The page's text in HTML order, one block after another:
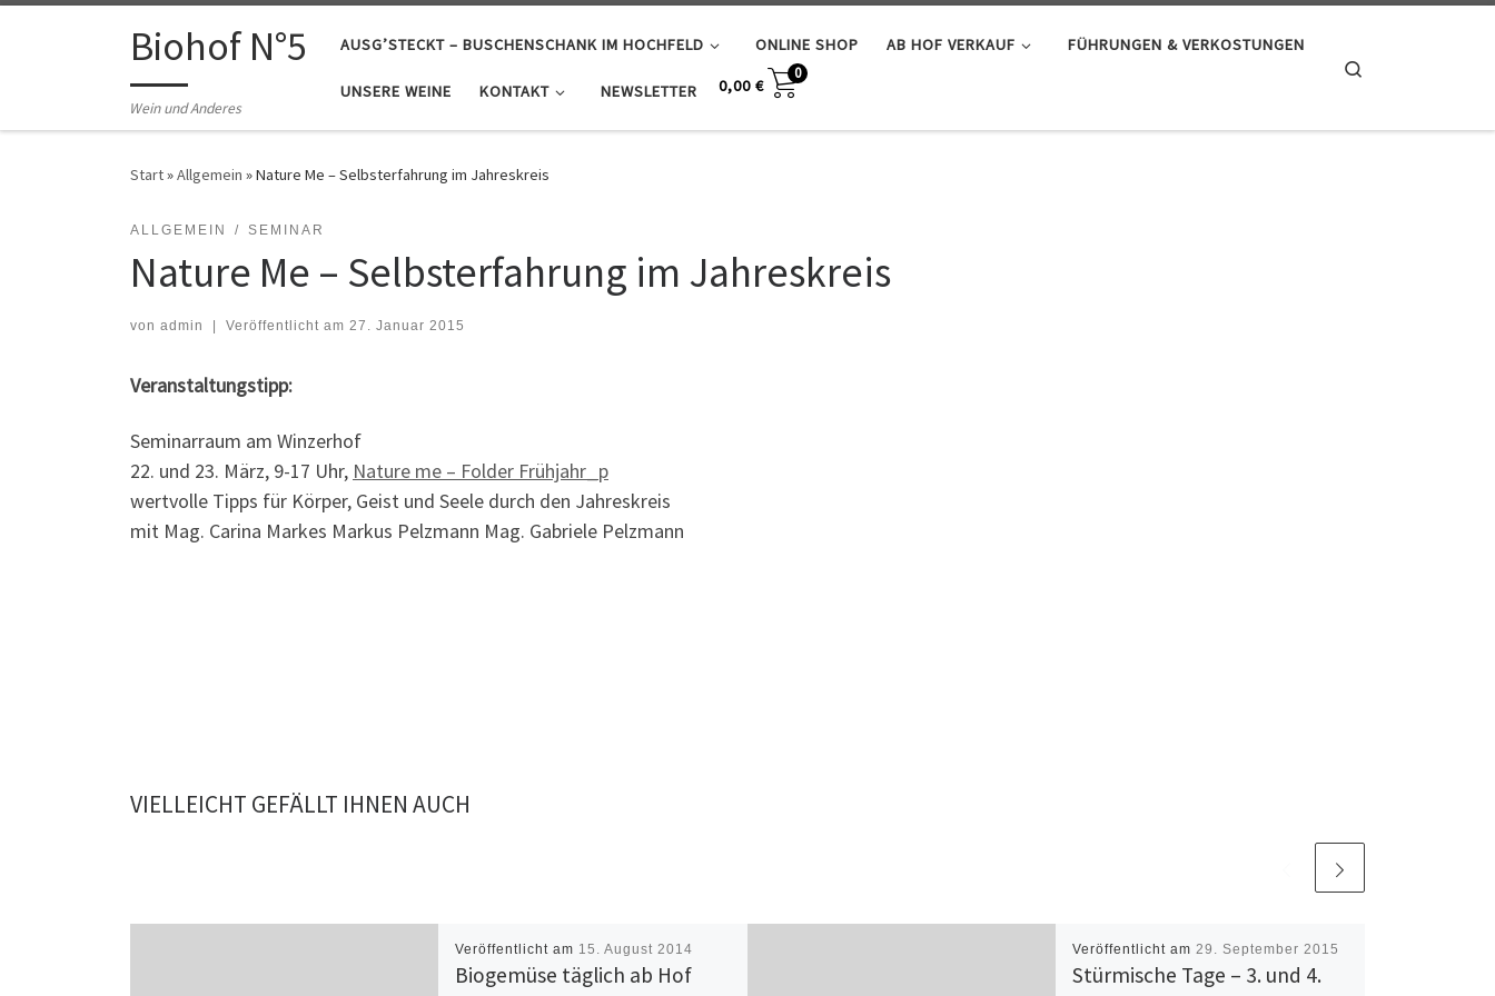
Zum Inhalt springenBiohof N°5
Wein und Anderes
AUSG’STECKT – BUSCHENSCHANK IM HOCHFELD ONLINE SHOP AB HOF VERKAUF FÜHRUNGEN & VERKOSTUNGEN
UNSERE WEINE KONTAKT NEWSLETTER 0,00€
0
Start»Allgemein »Nature Me – Selbsterfahrung im Jahreskreis
ALLGEMEIN SEMINAR
Nature Me – Selbsterfahrung im Jahreskreis
von admin Veröffentlicht am 27. Januar 2015
Veranstaltungstipp:
Seminarraum am Winzerhof
22. und 23. März, 9-17 Uhr, Nature me – Folder Frühjahr_p
wertvolle Tipps für Körper, Geist und Seele durch den Jahreskreis
mit Mag. Carina Markes Markus Pelzmann Mag. Gabriele Pelzmann
VIELLEICHT GEFÄLLT IHNEN AUCH
Veröffentlicht am 15. August 2014
Biogemüse täglich ab Hof
Veröffentlicht am 29. September 2015
Stürmische Tage – 3. und 4.